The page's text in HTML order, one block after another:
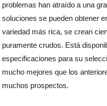
problemas han atraído a una
soluciones se pueden obtener
variedad más rica, se crean
puramente crudos. Está
especificaciones para su
mucho mejores que los
muchos prospectos.